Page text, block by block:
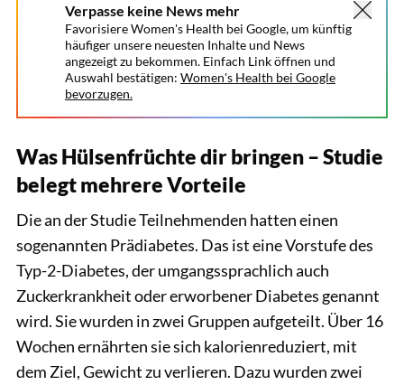
Verpasse keine News mehr
Favorisiere Women's Health bei Google, um künftig
häufiger unsere neuesten Inhalte und News
angezeigt zu bekommen. Einfach Link öffnen und
Auswahl bestätigen: Women's Health bei Google
bevorzugen.
Was Hülsenfrüchte dir bringen – Studie
belegt mehrere Vorteile
Die an der Studie Teilnehmenden hatten einen
sogenannten Prädiabetes. Das ist eine Vorstufe des
Typ-2-Diabetes, der umgangssprachlich auch
Zuckerkrankheit oder erworbener Diabetes genannt
wird. Sie wurden in zwei Gruppen aufgeteilt. Über 16
Wochen ernährten sie sich kalorienreduziert, mit
dem Ziel, Gewicht zu verlieren. Dazu wurden zwei